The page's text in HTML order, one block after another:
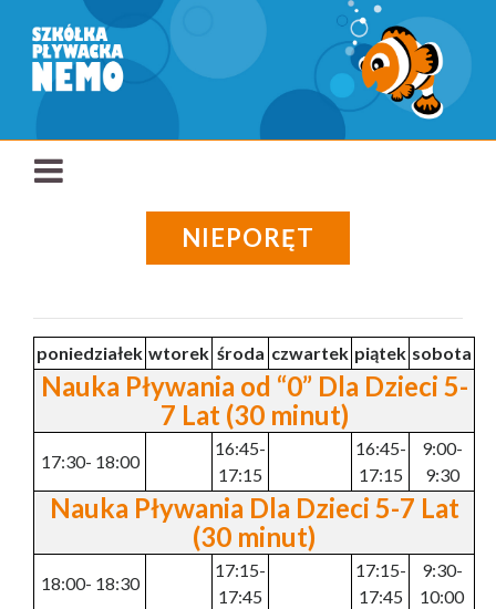
NIEPORĘT
poniedziałek wtorek środa czwartek piątek sobota
Nauka Pływania od “0” Dla Dzieci 5-
7 Lat (30 minut)
17:30- 18:00
16:45-
17:15
16:45-
17:15
9:00-
9:30
Nauka Pływania Dla Dzieci 5-7 Lat
(30 minut)
18:00- 18:30
17:15-
17:45
17:15-
17:45
9:30-
10:00